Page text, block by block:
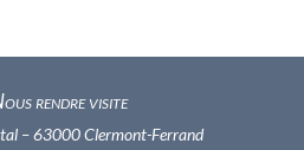
rendre visite
– 63000 Clermont-Ferrand